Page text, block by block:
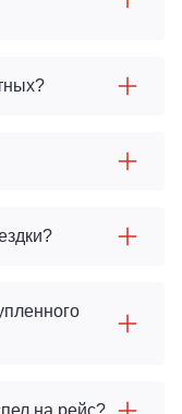
на рейс?